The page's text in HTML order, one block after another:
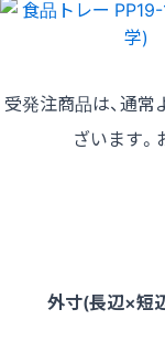
受発注商品は、通常
ざいます
外寸(長辺×短